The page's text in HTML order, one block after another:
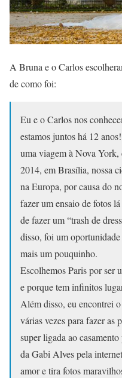
A Bruna e o Carlos
de como foi:
Eu e o Carlos nos
estamos juntos há 12
uma viagem à Nova York,
2014, em Brasília, nossa
na Europa, por causa do
fazer um ensaio de fotos
de fazer um “trash de
disso, foi um
mais um pouquinho.
Escolhemos Paris por ser
e porque tem infinitos
Além disso, eu encontrei
várias vezes para fazer as
super ligada ao
da Gabi Alves pela
amor e tira fotos